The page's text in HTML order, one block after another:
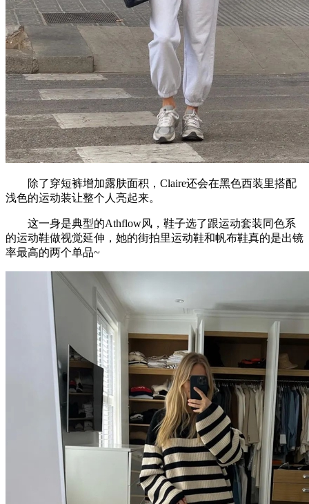
除了穿短裤增加露肤面积，Claire还会在黑色西装里搭配
浅色的运动装让整个人亮起来。
这一身是典型的Athflow风，鞋子选了跟运动套装同色系
的运动鞋做视觉延伸，她的街拍里运动鞋和帆布鞋真的是出镜
率最高的两个单品~